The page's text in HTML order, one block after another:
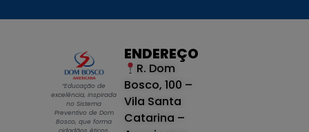
“Educação de
excelência, inspirada
no Sistema
Preventivo de Dom
Bosco, que forma
ENDEREÇO
R. Dom
Bosco, 100 –
Vila Santa
Catarina –